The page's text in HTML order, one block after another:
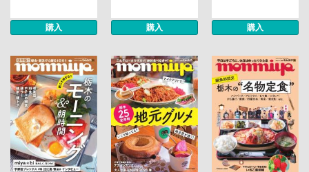
購入 購入 購入